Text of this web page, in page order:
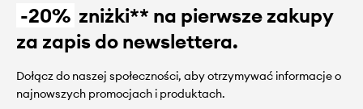
-20% zniżki** na pierwsze zakupy
za zapis do newslettera.
Dołącz do naszej społeczności, aby otrzymywać informacje o
najnowszych promocjach i produktach.